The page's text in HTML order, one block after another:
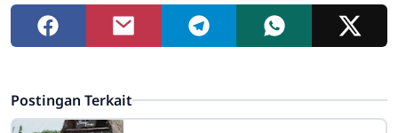
Postingan Terkait